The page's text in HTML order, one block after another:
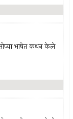
सोप्या भाषेत कथन केले